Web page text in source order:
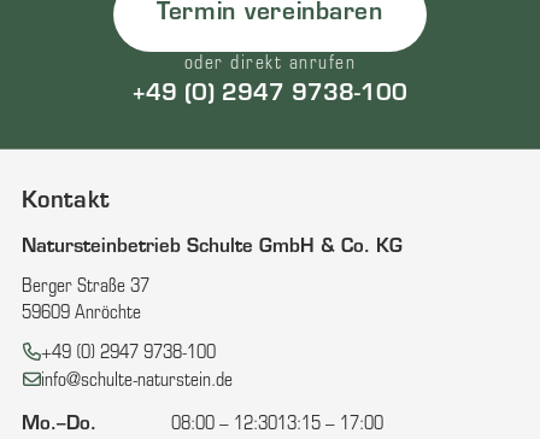
Termin vereinbaren
oder direkt anrufen
+49 (0) 2947 9738-100
Kontakt
Natursteinbetrieb Schulte GmbH & Co. KG
Berger Straße 37
59609 Anröchte
Telefon:
+49 (0) 2947 9738-100
E-Mail:
info@schulte-naturstein.de
Mo.–Do. 08:00 – 12:3013:15 – 17:00